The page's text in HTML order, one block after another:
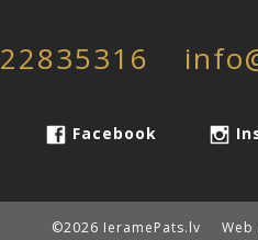
22835316
Facebook
©2026 IeramePats.lv